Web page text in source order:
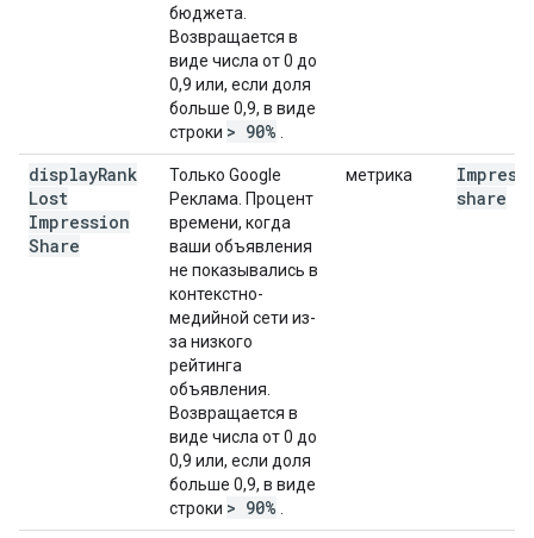
бюджета.
Возвращается в
виде числа от 0 до
0,9 или, если доля
больше 0,9, в виде
строки > 90%
displayRank
Lost
Impression
Share
Только Google
Реклама. Процент
времени, когда
ваши объявления
не показывались в
контекстно-
медийной сети из-
за низкого
рейтинга
объявления.
Возвращается в
виде числа от 0 до
0,9 или, если доля
больше 0,9, в виде
строки > 90%
метрика
share